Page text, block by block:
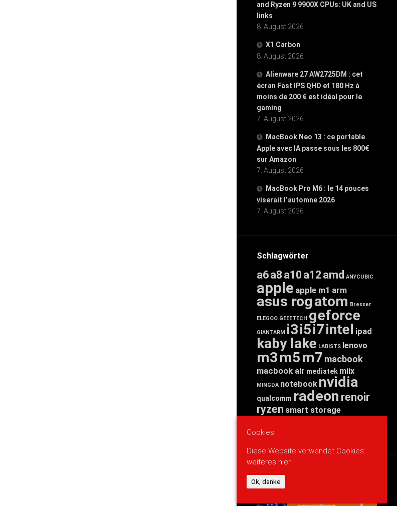
and Ryzen 9 9900X CPUs: UK and US
links
8. August 2026
X1 Carbon
8. August 2026
Alienware 27 AW2725DM : cet
écran Fast IPS QHD et 180 Hz à
moins de 200 € est idéal pour le
gaming
7. August 2026
MacBook Neo 13 : ce portable
Apple avec IA passe sous les 800€
sur Amazon
7. August 2026
MacBook Pro M6 : le 14 pouces
viserait l’automne 2026
7. August 2026
Schlagwörter
a6a8 a10 a12amd ANYCUBIC
apple apple m1 arm
asus rogatom Bresser
ELEGOO GEEETECH geforce
GIANTARM i3i5i7intel ipad
kaby lake LABISTS lenovo
m3m5m7 macbook
macbook air mediatek miix
MINGDA notebook nvidia
qualcomm radeon renoir
ryzen smart storage
threadripper
WERBUNG
Cookies
Diese Website verwendet Cookies:
weiteres hier.
Ok, danke